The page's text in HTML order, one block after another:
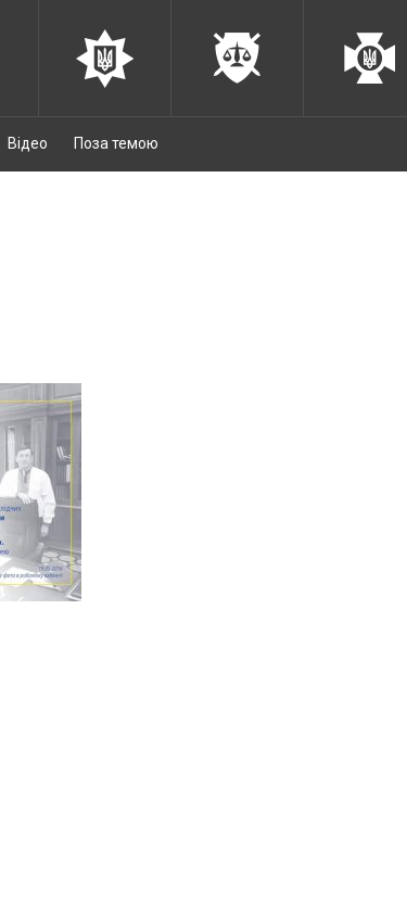
Відео Поза темою